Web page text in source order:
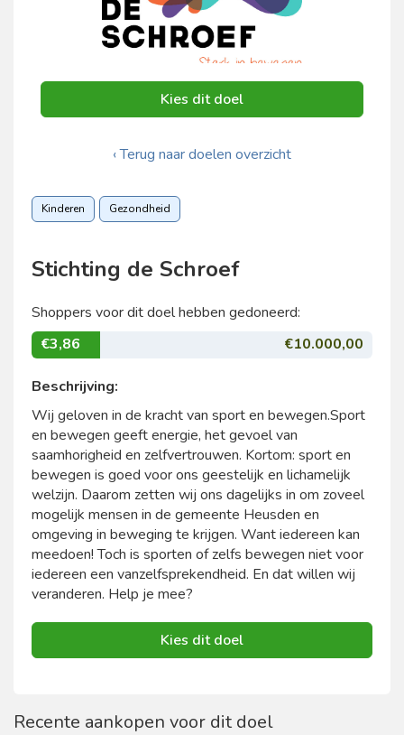
Kies dit doel
‹ Terug naar doelen overzicht
Kinderen Gezondheid
Stichting de Schroef
Shoppers voor dit doel hebben gedoneerd:
€3,86
€10.000,00
Beschrijving:
Wij geloven in de kracht van sport en bewegen.Sport
en bewegen geeft energie, het gevoel van
saamhorigheid en zelfvertrouwen. Kortom: sport en
bewegen is goed voor ons geestelijk en lichamelijk
welzijn. Daarom zetten wij ons dagelijks in om zoveel
mogelijk mensen in de gemeente Heusden en
omgeving in beweging te krijgen. Want iedereen kan
meedoen! Toch is sporten of zelfs bewegen niet voor
iedereen een vanzelfsprekendheid. En dat willen wij
veranderen. Help je mee?
Kies dit doel
Recente aankopen voor dit doel